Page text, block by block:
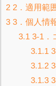
2 2．適用範
3 3．個人情
3.13-1．
3.1.1
3.1.2
3.1.3